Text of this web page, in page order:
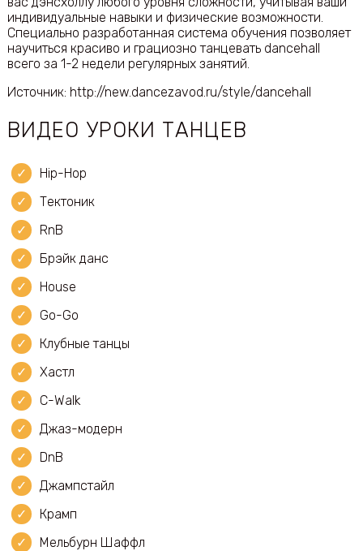
индивидуальные навыки и физические возможности.
Специально разработанная система обучения позволяет
научиться красиво и грациозно танцевать dancehall
всего за 1-2 недели регулярных занятий.
Источник: http://new.dancezavod.ru/style/dancehall
ВИДЕО УРОКИ ТАНЦЕВ
Hip-Hop
Тектоник
RnB
Брэйк данс
House
Go-Go
Клубные танцы
Хастл
C-Walk
Джаз-модерн
DnB
Джампстайл
Крамп
Мельбурн Шаффл